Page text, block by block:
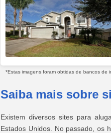
*Estas imagens foram obtidas de bancos de
Saiba mais sobre
Existem diversos sites para
Estados Unidos. No passado, os